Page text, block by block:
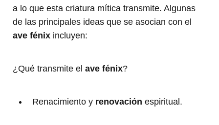
a lo que esta criatura mítica transmite. Algunas
de las principales ideas que se asocian con el
ave fénix incluyen:
¿Qué transmite el ave fénix?
Renacimiento y renovación espiritual.